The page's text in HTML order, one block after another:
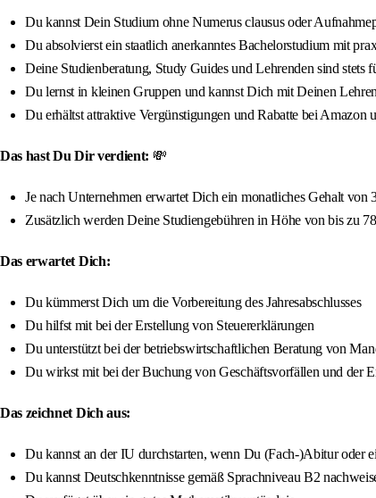
Du kannst Dein Studium ohne Numerus clausus oder
Du absolvierst ein staatlich anerkanntes Bachelorstudium mit
Deine Studienberatung, Study Guides und Lehrenden sind stets
Du lernst in kleinen Gruppen und kannst Dich mit Deinen
Du erhältst attraktive Vergünstigungen und Rabatte bei Amazon
Das hast Du Dir verdient: 💸
Je nach Unternehmen erwartet Dich ein monatliches Gehalt von
Zusätzlich werden Deine Studiengebühren in Höhe von bis zu
Das erwartet Dich:
Du kümmerst Dich um die Vorbereitung des Jahresabschlusses
Du hilfst mit bei der Erstellung von Steuererklärungen
Du unterstützt bei der betriebswirtschaftlichen Beratung von
Du wirkst mit bei der Buchung von Geschäftsvorfällen und der
Das zeichnet Dich aus:
Du kannst an der IU durchstarten, wenn Du (Fach-)Abitur oder
Du kannst Deutschkenntnisse gemäß Sprachniveau B2